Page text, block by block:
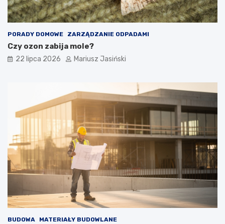
PORADY DOMOWE ZARZĄDZANIE ODPADAMI
Czy ozon zabija mole?
22 lipca 2026 Mariusz Jasiński
BUDOWA MATERIAŁY BUDOWLANE